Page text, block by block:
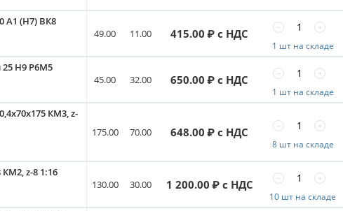
А1 (Н7) ВК8
49.00 11.00 415.00 ₽ с НДС +
−
1 шт на складе
25 Н9 Р6М5
45.00 32.00 650.00 ₽ с НДС +
−
1 шт на складе
КМ3, z-
175.00 70.00 648.00 ₽ с НДС +
−
8 шт на складе
z-8 1:16
130.00 30.00 1 200.00 ₽ с НДС +
−
10 шт на складе